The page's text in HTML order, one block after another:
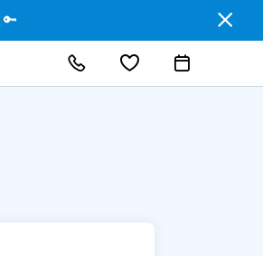
🔑